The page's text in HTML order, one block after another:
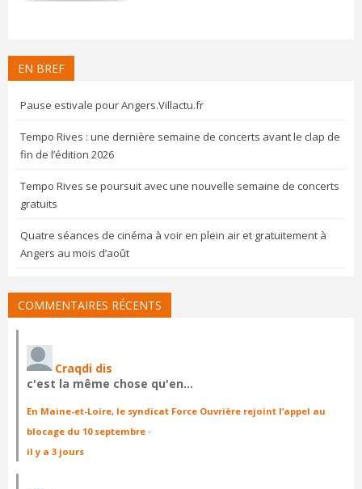
EN BREF
Pause estivale pour Angers.Villactu.fr
Tempo Rives : une dernière semaine de concerts avant le clap de
fin de l’édition 2026
Tempo Rives se poursuit avec une nouvelle semaine de concerts
gratuits
Quatre séances de cinéma à voir en plein air et gratuitement à
Angers au mois d’août
COMMENTAIRES RÉCENTS
Craqdi dis
c'est la même chose qu'en…
En Maine-et-Loire, le syndicat Force Ouvrière rejoint l’appel au
blocage du 10 septembre ·
il y a 3 jours